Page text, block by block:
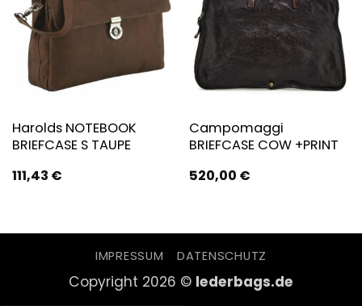
Harolds NOTEBOOK
BRIEFCASE S TAUPE
111,43 €
Campomaggi
BRIEFCASE COW +PRINT
520,00 €
IMPRESSUM DATENSCHUTZ
Copyright 2026 © lederbags.de